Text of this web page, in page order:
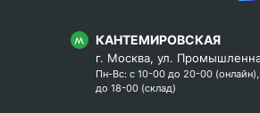
КАНТЕМИРОВСКАЯ
г. Москва, ул.
Пн-Вс: с 10-00 до 20-00
до 18-00 (склад)